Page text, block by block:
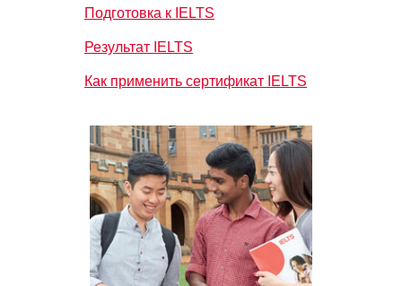
Подготовка к IELTS
Результат IELTS
Как применить сертификат IELTS